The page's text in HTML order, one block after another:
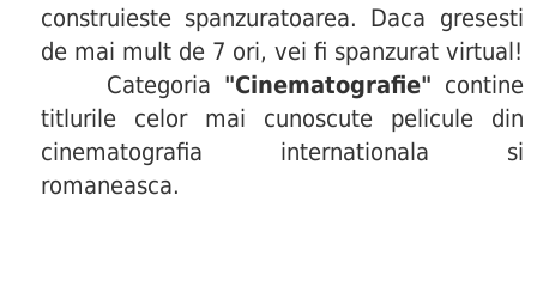
construieste spanzuratoarea. Daca gresesti
de mai mult de 7 ori, vei fi spanzurat virtual!
Categoria "Cinematografie" contine
titlurile celor mai cunoscute pelicule din
cinematografia internationala si
romaneasca.